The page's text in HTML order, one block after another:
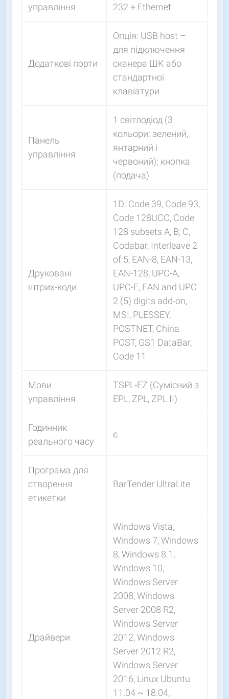
управління 232 + Ethernet
Додаткові порти
Опція: USB host –
для підключення
сканера ШК або
стандартної
клавіатури
Панель
управління
1 світлодіод (3
кольори: зелений,
янтарний і
червоний); кнопка
(подача)
Друковані
штрих-коди
1D: Code 39, Code 93,
Code 128UCC, Code
128 subsets A, B, C,
Codabar, Interleave 2
of 5, EAN-8, EAN-13,
EAN-128, UPC-A,
UPC-E, EAN and UPC
2 (5) digits add-on,
MSI, PLESSEY,
POSTNET, China
POST, GS1 DataBar,
Code 11
Мови
управління
TSPL-EZ (Сумісний з
EPL, ZPL, ZPL II)
Годинник
реального часу
є
Програма для
створення
етикетки
BarTender UltraLite
Драйвери
Windows Vista,
Windows 7, Windows
8, Windows 8.1,
Windows 10,
Windows Server
2008, Windows
Server 2008 R2,
Windows Server
2012, Windows
Server 2012 R2,
Windows Server
2016, Linux Ubuntu
11.04 ~ 18.04,